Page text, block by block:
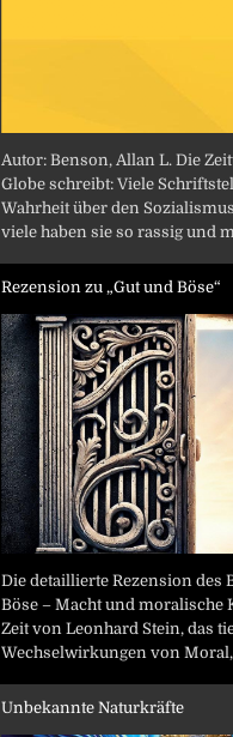
Autor: Benson, Allan L. Die
Globe schreibt: Viele
Wahrheit über den
viele haben sie so rassig und
Rezension zu „Gut und Böse“
Die detaillierte Rezension des
Böse – Macht und moralische
Zeit von Leonhard Stein, das
Wechselwirkungen von Moral,
Unbekannte Naturkräfte